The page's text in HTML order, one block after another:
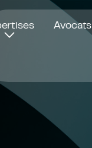
Avocats
fenêtre